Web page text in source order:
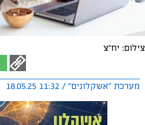
צילום: יח"צ
מערכת "אשקלונים" / 11:32 18.05.25